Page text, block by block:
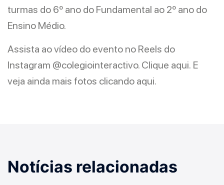
turmas do 6º ano do Fundamental ao 2º ano do
Ensino Médio.
Assista ao vídeo do evento no Reels do
Instagram @colegiointeractivo. Clique aqui. E
veja ainda mais fotos clicando aqui.
Notícias relacionadas